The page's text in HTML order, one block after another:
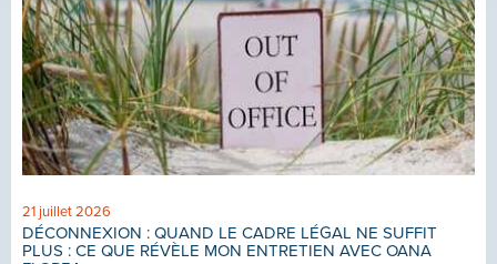
21 juillet 2026
DÉCONNEXION : QUAND LE CADRE LÉGAL NE SUFFIT
PLUS : CE QUE RÉVÈLE MON ENTRETIEN AVEC OANA